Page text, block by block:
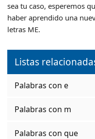
sea tu caso, esperemos
haber aprendido una
letras ME.
Listas
Palabras con e
Palabras con m
Palabras con que